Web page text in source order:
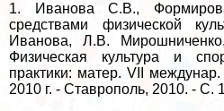
1. Иванова С.В.,
средствами физической
Иванова, Л.В.
Физическая культура и
пpaктики: матер. VII
2010 г. - Ставрополь, 2010. - C.